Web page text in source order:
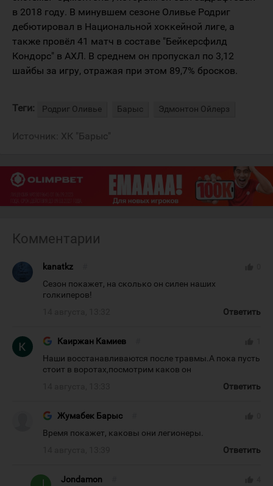
в 2018 году. В минувшем сезоне Оливье Родриг
дебютировал в Национальной хоккейной лиге, а
также провёл 41 матч в составе "Бейкерсфилд
Кондорс" в АХЛ. В среднем он пропускал по 3,12
шайбы за игру, отражая при этом 89,7% бросков.
Теги: Родриг Оливье Барыс Эдмонтон Ойлерз
Источник: ХК "Барыс"
Комментарии
kanatkz
Сезон покажет, на сколько он силен наших
голкиперов!
Ответить
Каиржан Камиев
Наши восстанавливаются после травмы.А пока пусть
стоит в воротах,посмотрим каков он
Ответить
Жумабек Барыс
Время покажет, каковы они легионеры.
Ответить
Jondamon